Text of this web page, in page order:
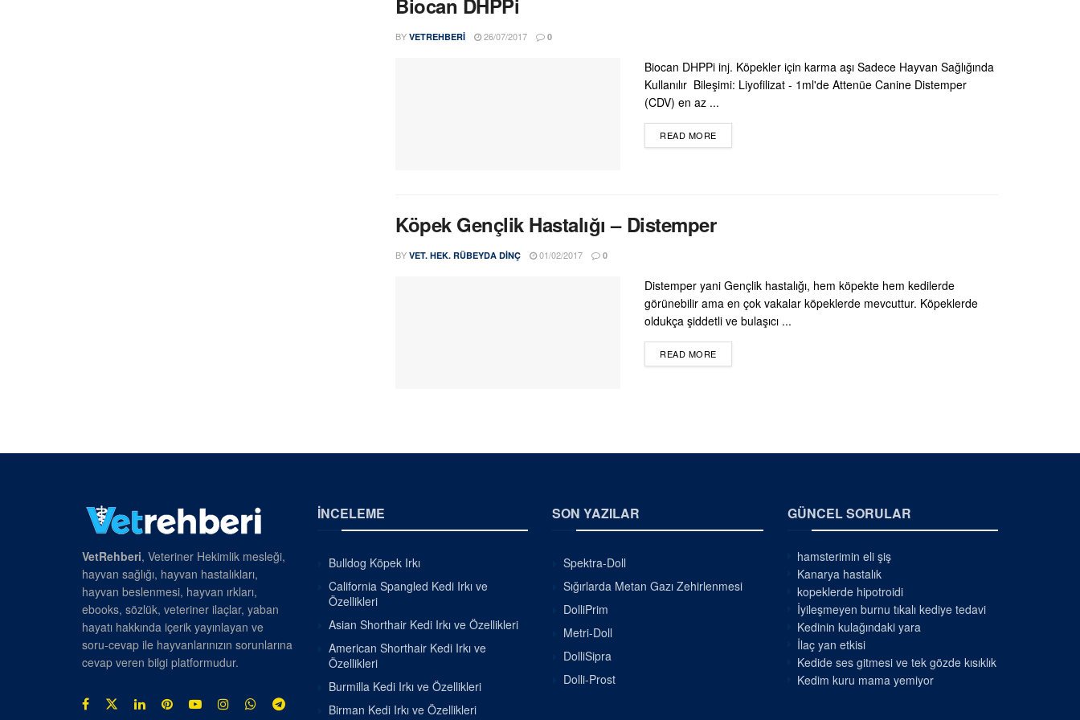
Biocan DHPPi
BY VETREHBERI 26/07/2017 0
Biocan DHPPi inj. Köpekler için karma aşı Sadece Hayvan Sağlığında
Kullanılır Bileşimi: Liyofilizat - 1ml'de Attenüe Canine Distemper
(CDV) en az ...
READ MOREDETAILS
Köpek Gençlik Hastalığı – Distemper
BY VET. HEK. RÜBEYDA DINÇ 01/02/2017 0
Distemper yani Gençlik hastalığı, hem köpekte hem kedilerde
görünebilir ama en çok vakalar köpeklerde mevcuttur. Köpeklerde
oldukça şiddetli ve bulaşıcı ...
READ MOREDETAILS
VetRehberi, Veteriner Hekimlik mesleği,
hayvan sağlığı, hayvan hastalıkları,
hayvan beslenmesi, hayvan ırkları,
ebooks, sözlük, veteriner ilaçlar, yaban
hayatı hakkında içerik yayınlayan ve
soru-cevap ile hayvanlarınızın sorunlarına
cevap veren bilgi platformudur.
İNCELEME
Bulldog Köpek Irkı
California Spangled Kedi Irkı ve
Özellikleri
Asian Shorthair Kedi Irkı ve Özellikleri
American Shorthair Kedi Irkı ve
Özellikleri
Burmilla Kedi Irkı ve Özellikleri
Birman Kedi Irkı ve Özellikleri
SON YAZILAR
Spektra-Doll
Sığırlarda Metan Gazı Zehirlenmesi
DolliPrim
Metri-Doll
DolliSipra
Dolli-Prost
GÜNCEL SORULAR
hamsterimin eli şiş
Kanarya hastalık
kopeklerde hipotroidi
İyileşmeyen burnu tıkalı kediye tedavi
Kedinin kulağındaki yara
İlaç yan etkisi
Kedide ses gitmesi ve tek gözde kısıklık
Kedim kuru mama yemiyor